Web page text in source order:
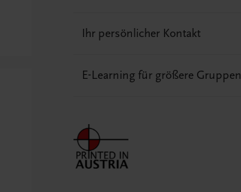
Ihr persönlicher Kontakt
E-Learning für größere Gruppen